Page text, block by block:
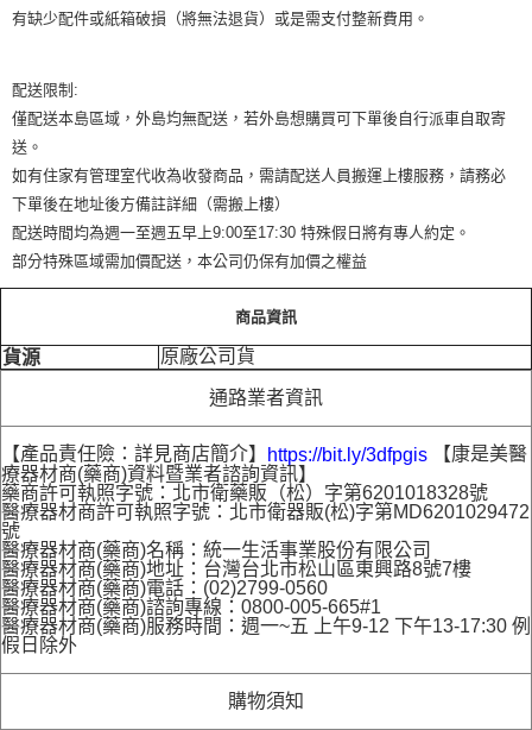
有缺少配件或紙箱破損（將無法退貨）或是需支付整新費用。
配送限制:
僅配送本島區域，外島均無配送，若外島想購買可下單後自行派車自取寄
送。
如有住家有管理室代收為收發商品，需請配送人員搬運上樓服務，請務必
下單後在地址後方備註詳細（需搬上樓）
配送時間均為週一至週五早上9:00至17:30 特殊假日將有專人約定。
部分特殊區域需加價配送，本公司仍保有加價之權益
商品資訊
貨源 原廠公司貨
通路業者資訊
【產品責任險：詳見商店簡介】 https://bit.ly/3dfpgis 【康是美醫
療器材商(藥商)資料暨業者諮詢資訊】
藥商許可執照字號：北市衛藥販（松）字第6201018328號
醫療器材商許可執照字號：北市衛器販(松)字第MD6201029472
號
醫療器材商(藥商)名稱：統一生活事業股份有限公司
醫療器材商(藥商)地址：台灣台北市松山區東興路8號7樓
醫療器材商(藥商)電話：(02)2799-0560
醫療器材商(藥商)諮詢專線：0800-005-665#1
醫療器材商(藥商)服務時間：週一~五 上午9-12 下午13-17:30 例
假日除外
購物須知